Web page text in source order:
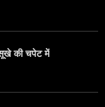
सूखे की चपेट में